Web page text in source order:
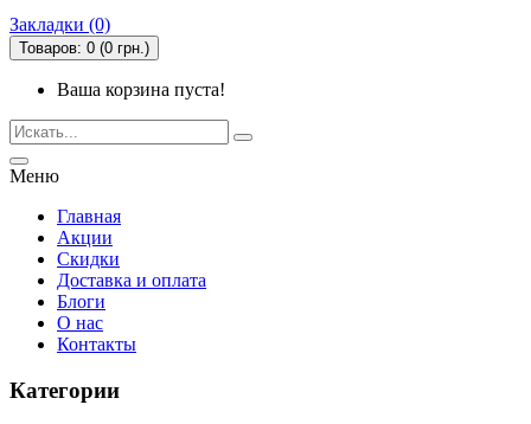
Закладки (0)
Товаров: 0 (0 грн.)
Ваша корзина пуста!
Меню
Главная
Акции
Скидки
Доставка и оплата
Блоги
О нас
Контакты
Категории